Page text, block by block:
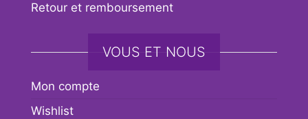
Retour et remboursement
VOUS ET NOUS
Mon compte
Wishlist